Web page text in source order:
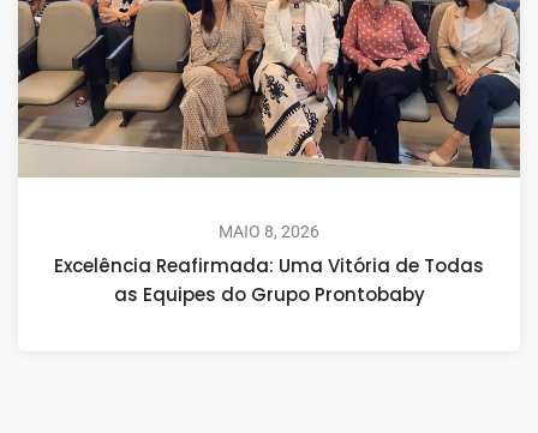
MAIO 8, 2026
Excelência Reafirmada: Uma Vitória de Todas
as Equipes do Grupo Prontobaby